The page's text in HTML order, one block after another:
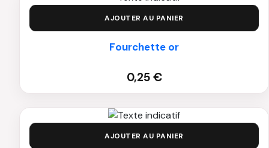
AJOUTER AU PANIER
Fourchette or
0,25 €
AJOUTER AU PANIER